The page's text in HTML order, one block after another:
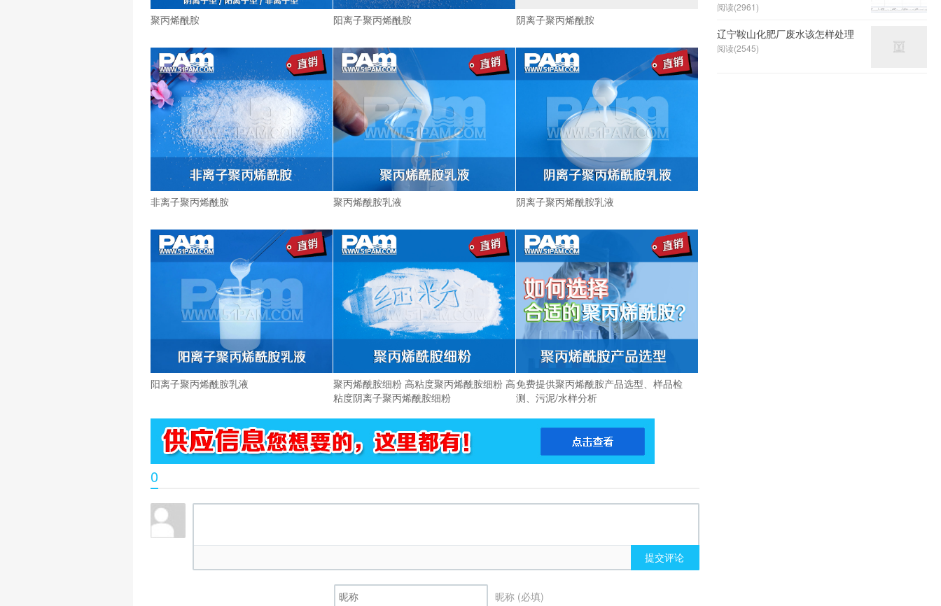
聚丙烯酰胺 阳离子聚丙烯酰胺 阴离子聚丙烯酰胺
非离子聚丙烯酰胺 聚丙烯酰胺乳液 阴离子聚丙烯酰胺乳液
阳离子聚丙烯酰胺乳液
聚丙烯酰胺细粉 高粘度聚丙烯酰胺细粉 高
粘度阴离子聚丙烯酰胺细粉
免费提供聚丙烯酰胺产品选型、样品检
测、污泥/水样分析
0
提交评论
昵称 (必填)
阅读(2961)
辽宁鞍山化肥厂废水该怎样处理
阅读(2545)